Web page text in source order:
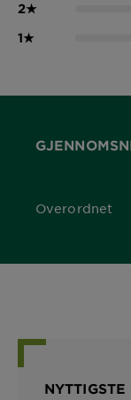
2★
1★
Overordnet
0,0 out of 5 stars